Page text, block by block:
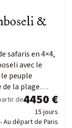
&
safaris en 4×4,
avec le
peuple
de la plage…
de4450 €
15 jours
Au départ de Paris